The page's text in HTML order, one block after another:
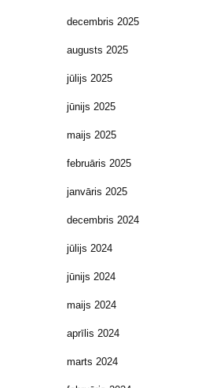
decembris 2025
augusts 2025
jūlijs 2025
jūnijs 2025
maijs 2025
februāris 2025
janvāris 2025
decembris 2024
jūlijs 2024
jūnijs 2024
maijs 2024
aprīlis 2024
marts 2024